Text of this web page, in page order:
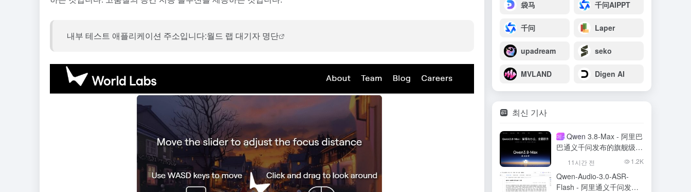
내부 테스트 애플리케이션 주소입니다:월드 랩 대기자 명단
袋马 千问AIPPT
千问 Laper
upadream seko
MVLAND Digen AI
최신 기사
메소-(화학)
Qwen 3.8-Max - 阿里巴
巴通义千问发布的旗舰级大
模型11시간 전 1.2K
Qwen-Audio-3.0-ASR-
Flash - 阿里通义千问发布